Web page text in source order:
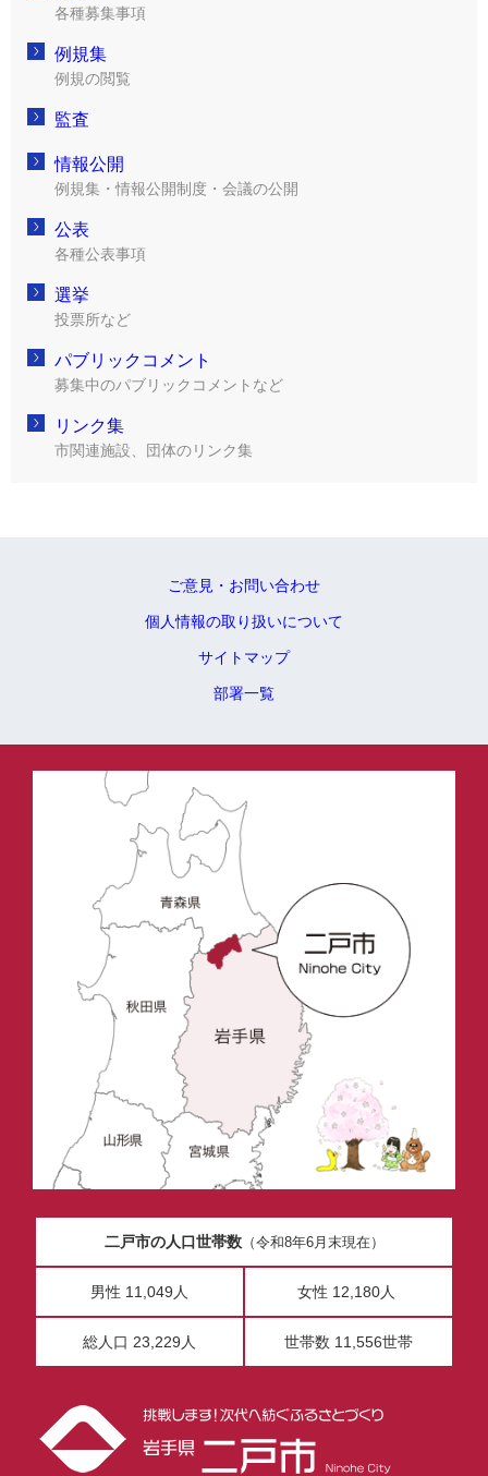
各種募集事項
例規集
例規の閲覧
監査
情報公開
例規集・情報公開制度・会議の公開
公表
各種公表事項
選挙
投票所など
パブリックコメント
募集中のパブリックコメントなど
リンク集
市関連施設、団体のリンク集
ご意見・お問い合わせ
個人情報の取り扱いについて
サイトマップ
部署一覧
二戸市の人口世帯数（令和8年6月末現在）
男性 11,049人 女性 12,180人
総人口 23,229人 世帯数 11,556世帯